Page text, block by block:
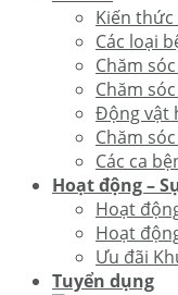
Kiến
Các loại
Chăm
Chăm
Động vật
Chăm
Các ca
Hoạt động –
Hoạt
Hoạt
Ưu đãi
Tuyển dụng